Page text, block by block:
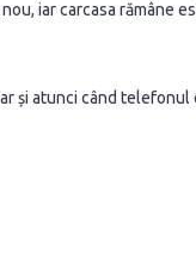
iar carcasa rămâne
și atunci când